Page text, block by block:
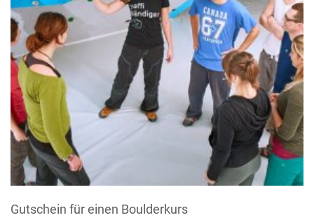
Gutschein für einen Boulderkurs